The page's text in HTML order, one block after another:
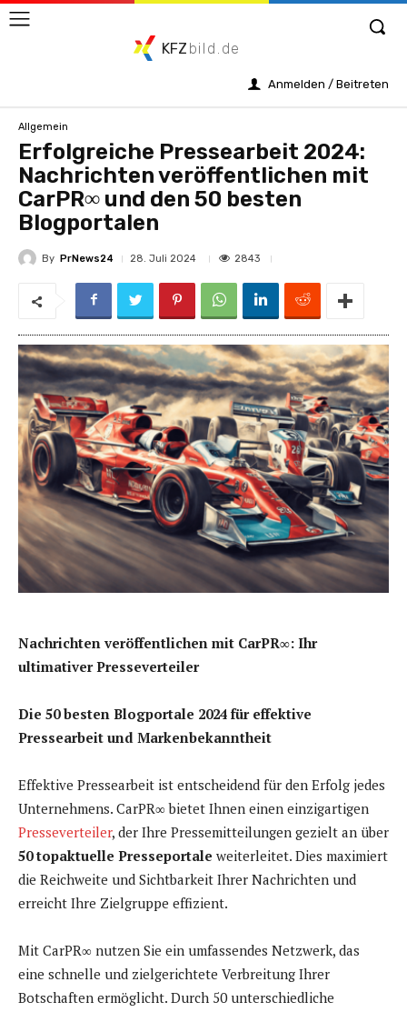
KFZ bild.de
Anmelden / Beitreten
Allgemein
Erfolgreiche Pressearbeit 2024:
Nachrichten veröffentlichen mit
CarPR∞ und den 50 besten
Blogportalen
By PrNews24 28. Juli 2024 2843
Nachrichten veröffentlichen mit CarPR∞: Ihr
ultimativer Presseverteiler
Die 50 besten Blogportale 2024 für effektive
Pressearbeit und Markenbekanntheit
Effektive Pressearbeit ist entscheidend für den Erfolg jedes
Unternehmens. CarPR∞ bietet Ihnen einen einzigartigen
Presseverteiler, der Ihre Pressemitteilungen gezielt an über
50 topaktuelle Presseportale weiterleitet. Dies maximiert
die Reichweite und Sichtbarkeit Ihrer Nachrichten und
erreicht Ihre Zielgruppe effizient.
Mit CarPR∞ nutzen Sie ein umfassendes Netzwerk, das
eine schnelle und zielgerichtete Verbreitung Ihrer
Botschaften ermöglicht. Durch 50 unterschiedliche